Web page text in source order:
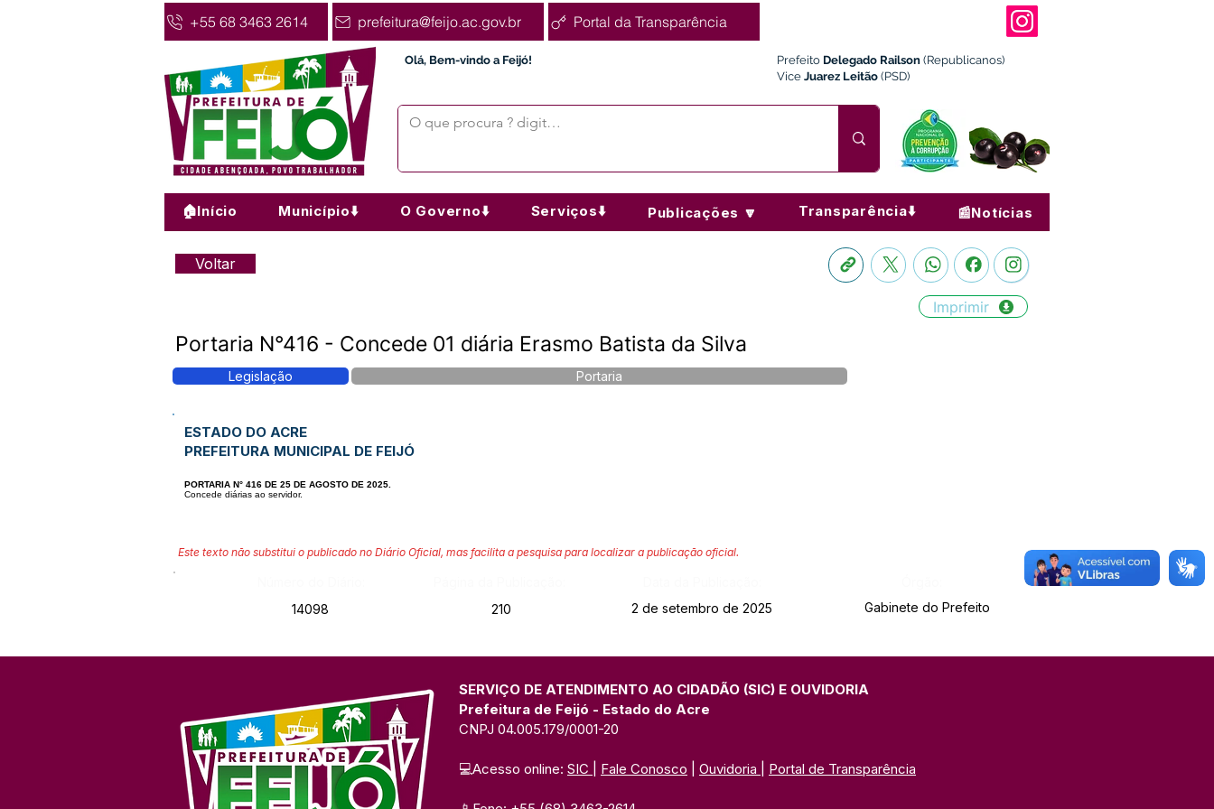
+55 68 3463 2614 prefeitura@feijo.ac.gov.br Portal da Transparência
Olá, Bem-vindo a Feijó! Prefeito Delegado Railson (Republicanos)
Vice Juarez Leitão (PSD)
🏠Início Município⬇️ O Governo⬇️ Serviços⬇️ Publicações 🔽 Transparência⬇️ 📰Notícias
Voltar
Imprimir
Portaria N°416 - Concede 01 diária Erasmo Batista da Silva
Legislação Portaria
ESTADO DO ACRE
PREFEITURA MUNICIPAL DE FEIJÓ
PORTARIA N° 416 DE 25 DE AGOSTO DE 2025.
Concede diárias ao servidor.
Este texto não substitui o publicado no Diário Oficial, mas facilita a pesquisa para localizar a publicação oficial.
14098
210 2 de setembro de 2025 Gabinete do Prefeito
SERVIÇO DE ATENDIMENTO AO CIDADÃO (SIC) E OUVIDORIA
Prefeitura de Feijó - Estado do Acre
CNPJ 04.005.179/0001-20
💻Acesso online: SIC Fale Conosco Ouvidoria Portal de Transparência